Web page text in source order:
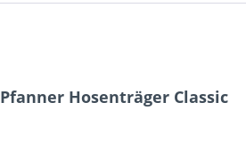
Pfanner Hosenträger Classic